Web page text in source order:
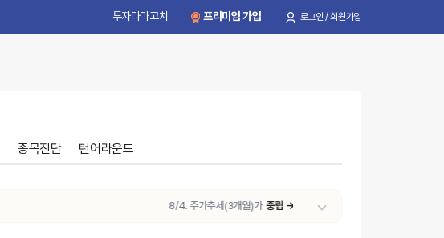
투자다마고치 프리미엄 가입 로그인 / 회원가입
종목진단 턴어라운드
8/4. 주가추세(3개월)가중립 → 약세 로 전환되었습니다.(최근 7일 주가